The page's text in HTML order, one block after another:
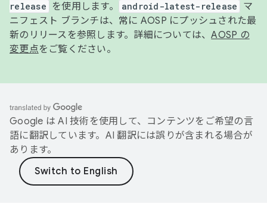
release
を使用します。 android-latest-release
マ
ニフェスト ブランチは、常に AOSP にプッシュされた最
新のリリースを参照します。詳細については、AOSP の
変更点をご覧ください。
Google は AI 技術を使用して、コンテンツをご希望の言
語に翻訳しています。AI 翻訳には誤りが含まれる場合が
あります。